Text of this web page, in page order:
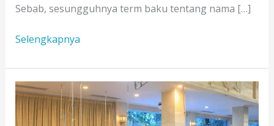
Sebab, sesungguhnya term baku tentang nama […]
Generasi
2045:
Estafet
Semangat
Sumpah
Selengkapnya